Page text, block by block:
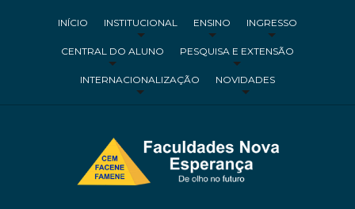
INÍCIO INSTITUCIONAL ENSINO INGRESSO
CENTRAL DO ALUNO PESQUISA E EXTENSÃO
INTERNACIONALIZAÇÃO NOVIDADES